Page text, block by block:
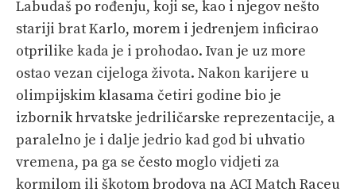
Labudaš po rođenju, koji se, kao i njegov nešto
stariji brat Karlo, morem i jedrenjem inficirao
otprilike kada je i prohodao. Ivan je uz more
ostao vezan cijeloga života. Nakon karijere u
olimpijskim klasama četiri godine bio je
izbornik hrvatske jedriličarske reprezentacije, a
paralelno je i dalje jedrio kad god bi uhvatio
vremena, pa ga se često moglo vidjeti za
kormilom ili škotom brodova na ACI Match Raceu